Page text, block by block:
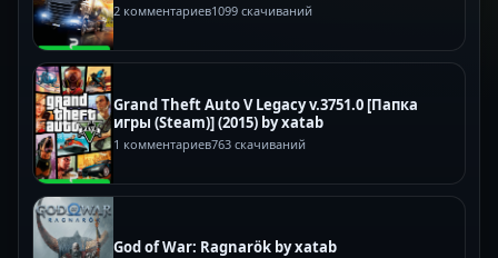
2 комментариев1099 скачиваний
Grand Theft Auto V Legacy v.3751.0 [Папка
игры (Steam)] (2015) by xatab
1 комментариев763 скачиваний
God of War: Ragnarök by xatab